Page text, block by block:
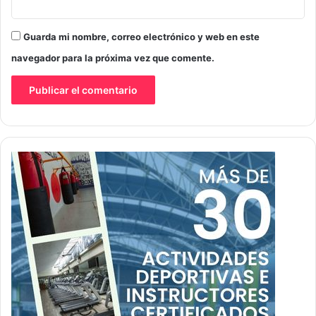
Guarda mi nombre, correo electrónico y web en este
navegador para la próxima vez que comente.